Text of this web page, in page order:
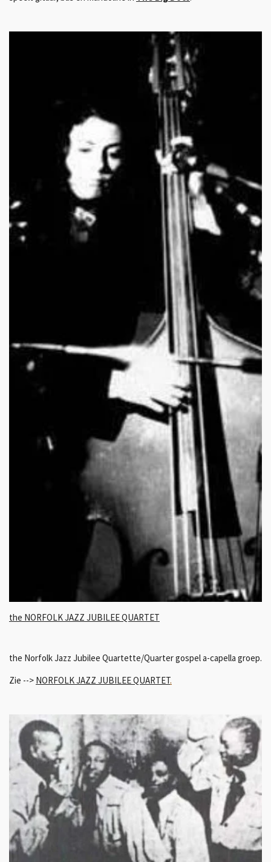
the NORFOLK JAZZ JUBILEE QUARTET
the Norfolk Jazz Jubilee Quartette/Quarter gospel a-capella groep.
Zie --> NORFOLK JAZZ JUBILEE QUARTET.